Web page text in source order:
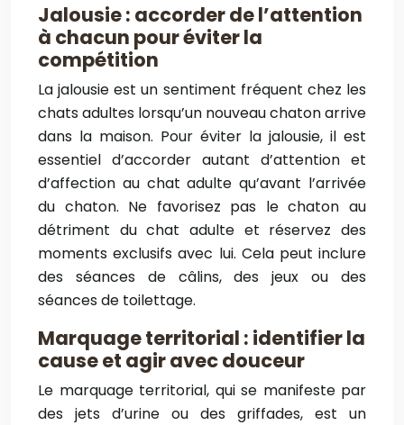
Jalousie : accorder de l’attention
à chacun pour éviter la
compétition
La jalousie est un sentiment fréquent chez les
chats adultes lorsqu’un nouveau chaton arrive
dans la maison. Pour éviter la jalousie, il est
essentiel d’accorder autant d’attention et
d’affection au chat adulte qu’avant l’arrivée
du chaton. Ne favorisez pas le chaton au
détriment du chat adulte et réservez des
moments exclusifs avec lui. Cela peut inclure
des séances de câlins, des jeux ou des
séances de toilettage.
Marquage territorial : identifier la
cause et agir avec douceur
Le marquage territorial, qui se manifeste par
des jets d’urine ou des griffades, est un